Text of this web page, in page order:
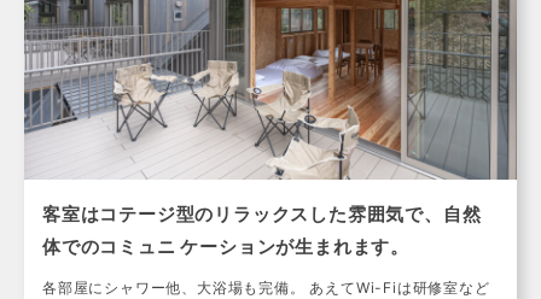
客室はコテージ型のリラックスした雰囲気で、自然
体でのコミュニ ケーションが生まれます。
各部屋にシャワー他、大浴場も完備。 あえてWi-Fiは研修室など